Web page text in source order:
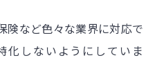
険など色々な業界に対応で
化しないようにしていま